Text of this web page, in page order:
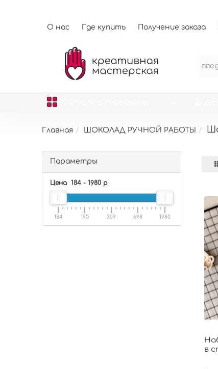
О нас Где купить Получение заказа
Главная ШОКОЛАД РУЧНОЙ РАБОТЫ
Параметры
Цена184 -1980 р
184 195 309 698 1980
в